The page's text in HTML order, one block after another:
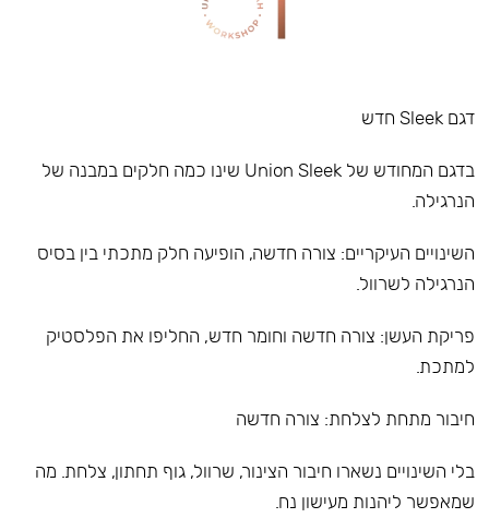
דגם Sleek חדש
בדגם המחודש של Union Sleek שינו כמה חלקים במבנה של
הנרגילה.
השינויים העיקריים: צורה חדשה, הופיעה חלק מתכתי בין בסיס
הנרגילה לשרוול.
פריקת העשן: צורה חדשה וחומר חדש, החליפו את הפלסטיק
למתכת.
חיבור מתחת לצלחת: צורה חדשה
בלי השינויים נשארו חיבור הצינור, שרוול, גוף תחתון, צלחת. מה
שמאפשר ליהנות מעישון נח.